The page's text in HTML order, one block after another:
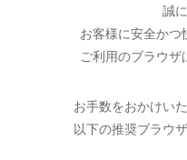
誠
お客様に安全かつ
ご利用のブラウザ
お手数をおかけい
以下の推奨ブラウ